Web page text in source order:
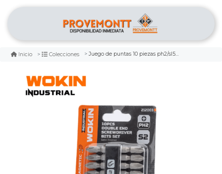
Inicio Colecciones Juego de puntas 10 piezas ph2/sl5.5 x 65mm wokin